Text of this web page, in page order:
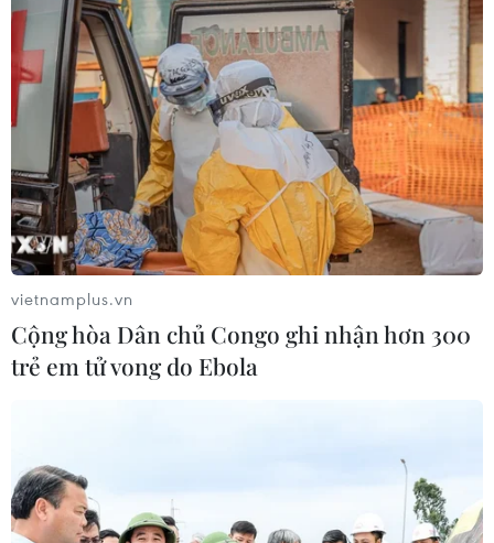
vietnamplus.vn
Cộng hòa Dân chủ Congo ghi nhận hơn 300
trẻ em tử vong do Ebola